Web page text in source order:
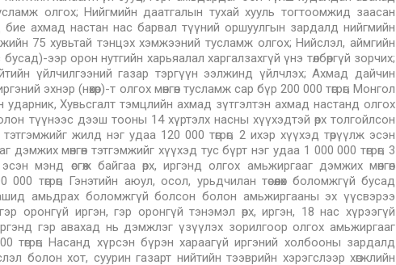
олгох; Нийгмийн даатгалын тухай хууль тогтоомжид заасан
бие ахмад настан нас барвал түүний оршуулгын зардалд нийгмийн
75 хувьтай тэнцэх хэмжээний тусламж олгох; Нийслэл, аймгийн
ээр орон нутгийн харьяалал харгалзахгүй үнэ төлбөргүй зорчих;
үйлчилгээний газар тэргүүн ээлжинд үйлчлэх; Ахмад дайчин
эхнэр (нөхөр)-т олгох мөнгөн тусламж сар бүр 200 000 төгрөг; Монгол
ударник, Хувьсгалт тэмцлийн ахмад зүтгэлтэн ахмад настанд олгох
түүнээс дээш тооны 14 хүртэлх насны хүүхэдтэй өрх толгойлсон
жилд нэг удаа 120 000 төгрөг; 2 ихэр хүүхэд төрүүлж эсэн
дэмжих мөнгөн тэтгэмжийг хүүхэд тус бүрт нэг удаа 1 000 000 төгрөг; 3
мэнд өсгөж байгаа өрх, иргэнд олгох амьжиргааг дэмжих мөнгөн
төгрөг; Гэнэтийн аюул, осол, урьдчилан төсөөлөх боломжгүй бусад
амьдрах боломжгүй болсон болон амьжиргааны эх үүсвэрээ
оронгүй иргэн, гэр оронгүй тэнэмэл өрх, иргэн, 18 нас хүрээгүй
гэр авахад нь дэмжлэг үзүүлэх зорилгоор олгох амьжиргааг
төгрөг; Насанд хүрсэн бүрэн хараагүй иргэний холбооны зардалд
болон хот, суурин газарт нийтийн тээврийн хэрэгслээр хөгжлийн